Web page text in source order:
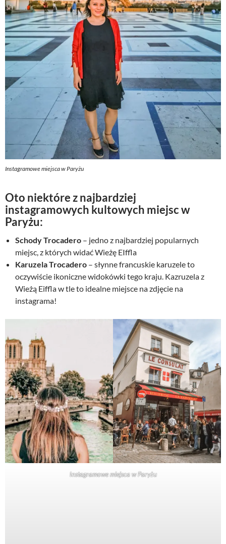
Instagramowe miejsca w Paryżu
Oto niektóre z najbardziej
instagramowych kultowych miejsc w
Paryżu:
Schody Trocadero – jedno z najbardziej popularnych
miejsc, z których widać Wieżę EIffla
Karuzela Trocadero – słynne francuskie karuzele to
oczywiście ikoniczne widokówki tego kraju. Kazruzela z
Wieżą Eiffla w tle to idealne miejsce na zdjęcie na
instagrama!
Instagramowe miejsca w Paryżu